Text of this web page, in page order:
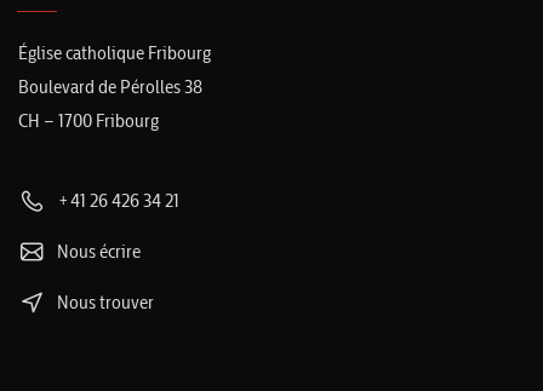
Église catholique Fribourg
Boulevard de Pérolles 38
CH – 1700 Fribourg
+41 26 426 34 21
Nous écrire
Nous trouver